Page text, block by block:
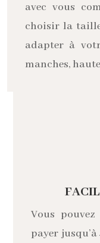
avec vous
choisir la
adapter à
manches,
Vous
payer